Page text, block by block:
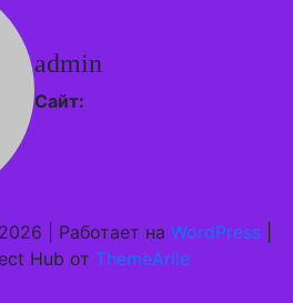
admin
Сайт:
| Работает на WordPress
Hub от ThemeArile